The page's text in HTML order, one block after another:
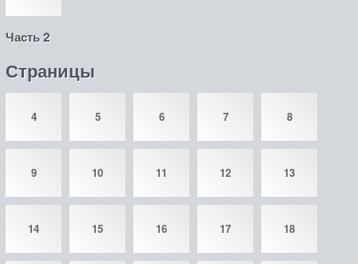
Часть 2
Страницы
4 5 6 7 8
9 10 11 12 13
14 15 16 17 18